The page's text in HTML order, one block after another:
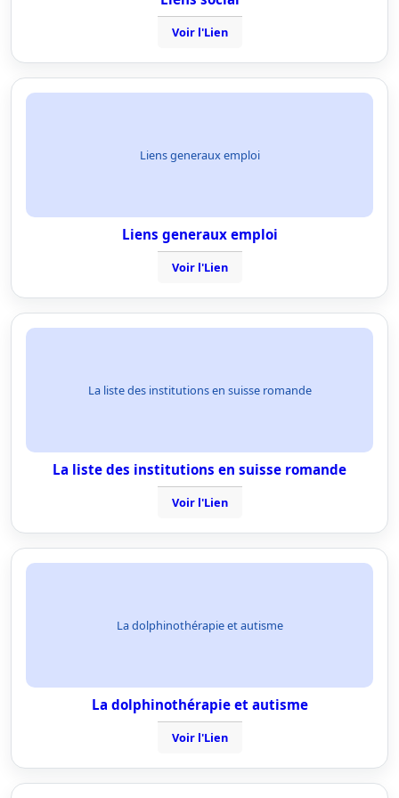
Voir l'Lien
Liens generaux emploi
Liens generaux emploi
Voir l'Lien
La liste des institutions en suisse romande
La liste des institutions en suisse romande
Voir l'Lien
La dolphinothérapie et autisme
La dolphinothérapie et autisme
Voir l'Lien